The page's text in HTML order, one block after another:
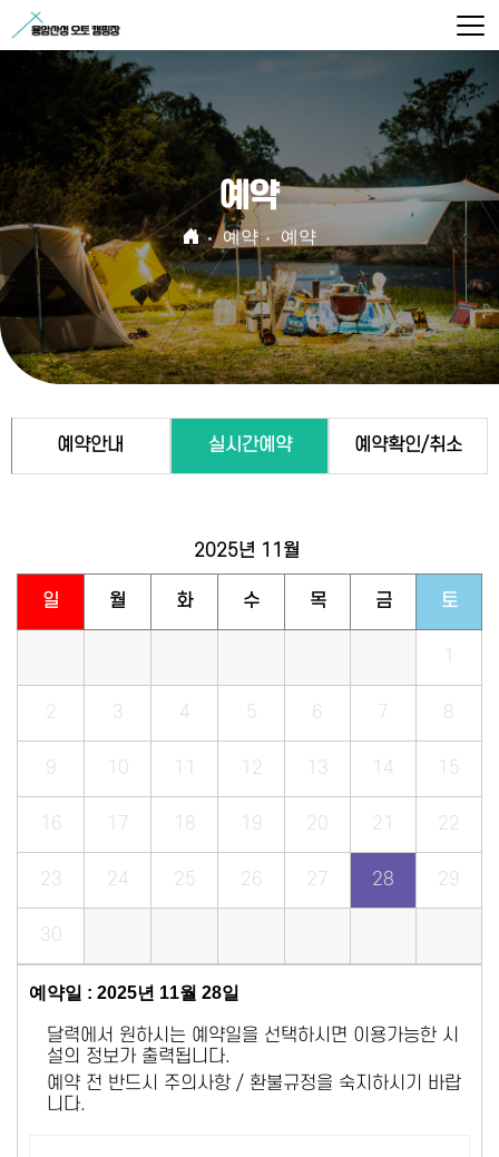
예약
예약 예약
예약안내 실시간예약 예약확인/취소
2025년 11월
일 월 화 수 목 금 토
1
2 3 4 5 6 7 8
9 10 11 12 13 14 15
16 17 18 19 20 21 22
23 24 25 26 27 28 29
30
예약일 : 2025년 11월 28일
달력에서 원하시는 예약일을 선택하시면 이용가능한 시
설의 정보가 출력됩니다.
예약 전 반드시 주의사항 / 환불규정을 숙지하시기 바랍
니다.